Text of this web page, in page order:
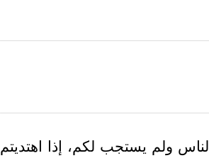
ولم يستجب لكم، إذا اهتديتم